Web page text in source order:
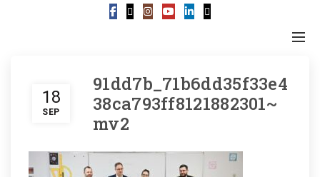
18
SEP
91dd7b_71b6dd35f33e4
38ca793ff8121882301~
mv2